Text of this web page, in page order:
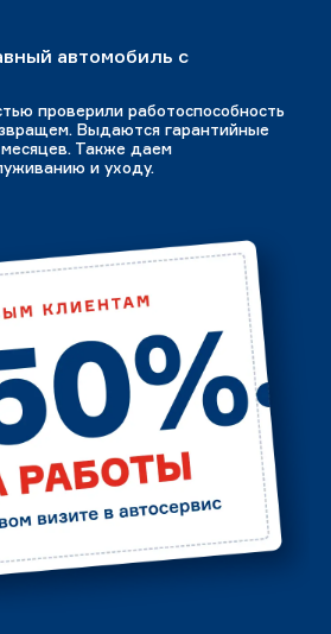
автомобиль с
проверили работоспособность
Выдаются гарантийные
Также даем
и уходу.